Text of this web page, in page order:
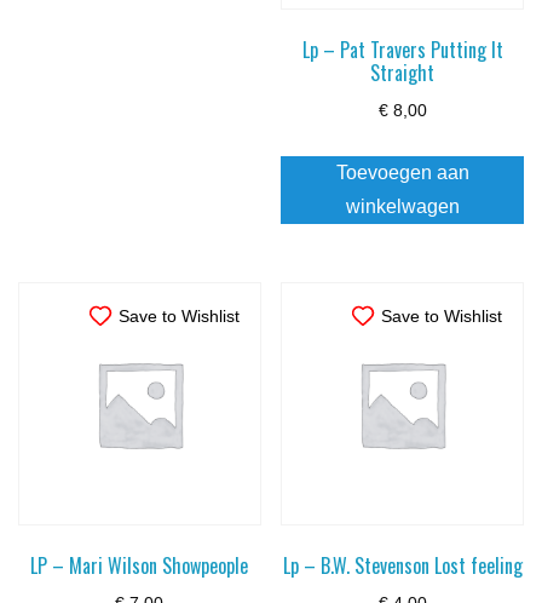
Lp – Pat Travers Putting It
Straight
€8,00
Toevoegen aan
winkelwagen
Save to Wishlist
LP – Mari Wilson Showpeople
Save to Wishlist
Lp – B.W. Stevenson Lost feeling